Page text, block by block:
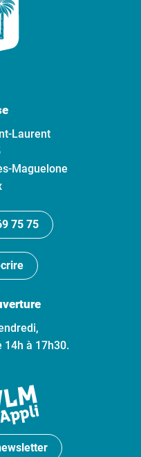
Laurent
Maguelone
75 75
14h à 17h30.